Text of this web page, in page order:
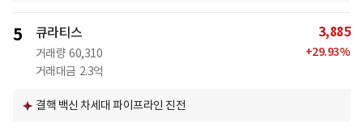
5 큐라티스
거래량 60,310
거래대금 2.3억
3,885
+29.93%
결핵 백신 차세대 파이프라인 진전